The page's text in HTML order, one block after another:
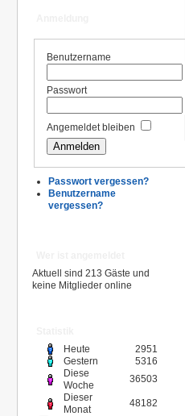
Benutzername
Passwort
Angemeldet bleiben
Passwort vergessen?
Benutzername
vergessen?
Aktuell sind 213 Gäste und
keine Mitglieder online
Heute
2951
Gestern
5316
Diese
Woche
36503
Dieser
Monat
48182